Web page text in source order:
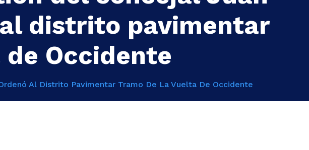
distrito pavimentar
Occidente
Al Distrito Pavimentar Tramo De La Vuelta De Occidente